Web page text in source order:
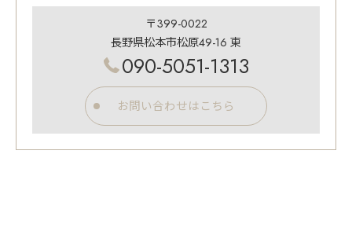
〒399-0022
長野県松本市松原49-16 東
090-5051-1313
お問い合わせはこちら